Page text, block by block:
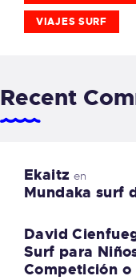
VIAJES SURF
Recent
Ekaitz en
Mundaka surf
David
Surf para
Competición o